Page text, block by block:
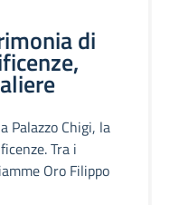
di
Palazzo Chigi, la
Tra i
Oro Filippo